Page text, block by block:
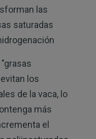
las
saturadas
los
de la vaca, lo
más
el